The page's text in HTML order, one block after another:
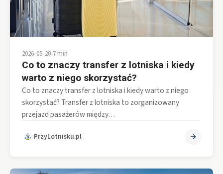
2026-05-20•7 min
Co to znaczy transfer z lotniska i kiedy
warto z niego skorzystać?
Co to znaczy transfer z lotniska i kiedy warto z niego
skorzystać? Transfer z lotniska to zorganizowany
przejazd pasażerów między…
PrzyLotnisku.pl